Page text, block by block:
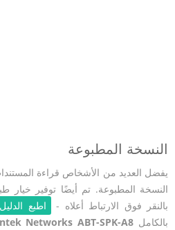
النسخة المطبوعة
يفضل العديد من الأشخاص قراءة
النسخة المطبوعة. تم أيضًا توفير خيار
بالنقر فوق الارتباط أعلاه -
اطبع الدليل
بالكامل Networks ABT-SPK-A8